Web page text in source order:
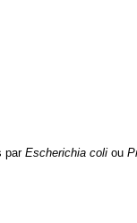
par Escherichia coli ou